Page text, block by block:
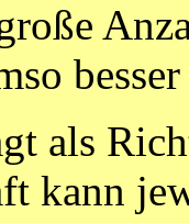
als
kann